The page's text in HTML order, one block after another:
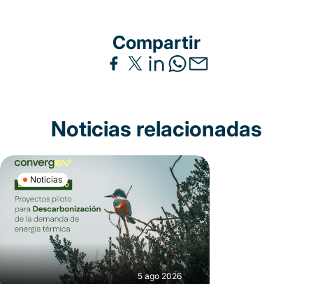
Compartir
Noticias relacionadas
Noticias
5 ago 2026